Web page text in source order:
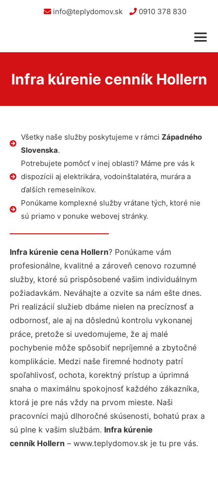
info@teplydomov.sk 0910 378 830
Infra kúrenie cenník Hollern
Všetky naše služby poskytujeme v rámci Západného
Slovenska.
Potrebujete pomôcť v inej oblasti? Máme pre vás k
dispozícii aj elektrikára, vodoinštalatéra, murára a
ďalších remeselníkov.
Ponúkame komplexné služby vrátane tých, ktoré nie
sú priamo v ponuke webovej stránky.
Infra kúrenie cena Hollern? Ponúkame vám
profesionálne, kvalitné a zároveň cenovo rozumné
služby, ktoré sú prispôsobené vašim individuálnym
požiadavkám. Neváhajte a ozvite sa nám ešte dnes.
Pri realizácií služieb dbáme nielen na precíznosť a
odbornosť, ale aj na dôslednú kontrolu vykonanej
práce, pretože si uvedomujeme, že aj malé
pochybenie môže spôsobiť nepríjemné a zbytočné
komplikácie. Medzi naše firemné hodnoty patrí
spoľahlivosť, ochota, korektný prístup a úprimná
snaha o maximálnu spokojnosť každého zákazníka,
ktorá je pre nás vždy na prvom mieste. Naši
pracovníci majú dlhoročné skúsenosti, bohatú prax a
sú plne k vašim službám. Infra kúrenie
cenník Hollern – www.teplydomov.sk je tu pre vás.